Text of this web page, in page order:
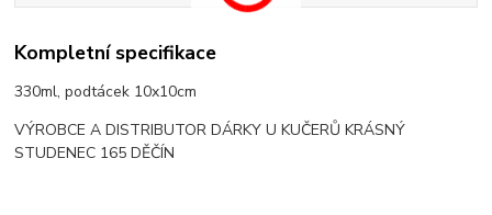
Kompletní specifikace
330ml, podtácek 10x10cm
VÝROBCE A DISTRIBUTOR DÁRKY U KUČERŮ KRÁSNÝ
STUDENEC 165 DĚČÍN